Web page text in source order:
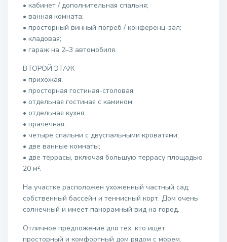
• кабинет / дополнительная спальня;
• ванная комната;
• просторный винный погреб / конференц-зал;
• кладовая;
• гараж на 2–3 автомобиля.
ВТОРОЙ ЭТАЖ
• прихожая;
• просторная гостиная-столовая;
• отдельная гостиная с камином;
• отдельная кухня;
• прачечная;
• четыре спальни с двуспальными кроватями;
• две ванные комнаты;
• две террасы, включая большую террасу площадью
20 м².
На участке расположен ухоженный частный сад,
собственный бассейн и теннисный корт. Дом очень
солнечный и имеет панорамный вид на город.
Отличное предложение для тех, кто ищет
просторный и комфортный дом рядом с морем.